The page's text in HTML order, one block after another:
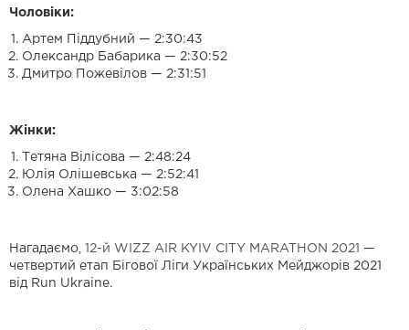
Чоловіки:
Артем Піддубний — 2:30:43
Олександр Бабарика — 2:30:52
Дмитро Пожевілов — 2:31:51
Жінки:
Тетяна Вілісова — 2:48:24
Юлія Олішевська — 2:52:41
Олена Хашко — 3:02:58
Нагадаємо, 12-й WIZZ AIR KYIV CITY MARATHON 2021
—
четвертий етап Бігової Ліги Українських Мейджорів 2021
від Run Ukraine.